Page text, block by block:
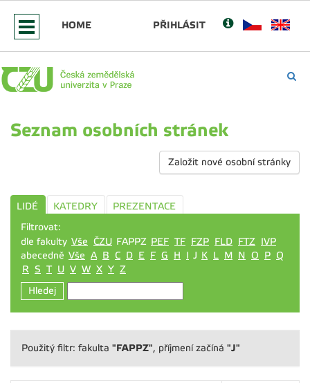
HOME PŘIHLÁSIT
Seznam osobních stránek
Založit nové osobní stránky
LIDÉ KATEDRY
PREZENTACE
Filtrovat:
dle fakulty Vše ČZU FAPPZ PEF TF FZP FLD FTZ IVP
abecedně Vše A B C D E F G H I J K L M N O P Q
R S T U V W X Y Z
Hledej
Použitý filtr: fakulta "FAPPZ", příjmení začíná "J"